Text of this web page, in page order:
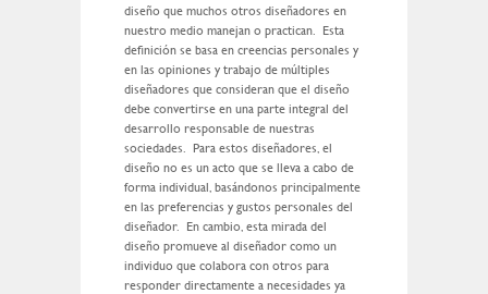
diseño que muchos otros diseñadores en
nuestro medio manejan o practican. Esta
definición se basa en creencias personales y
en las opiniones y trabajo de múltiples
diseñadores que consideran que el diseño
debe convertirse en una parte integral del
desarrollo responsable de nuestras
sociedades. Para estos diseñadores, el
diseño no es un acto que se lleva a cabo de
forma individual, basándonos principalmente
en las preferencias y gustos personales del
diseñador. En cambio, esta mirada del
diseño promueve al diseñador como un
individuo que colabora con otros para
responder directamente a necesidades ya